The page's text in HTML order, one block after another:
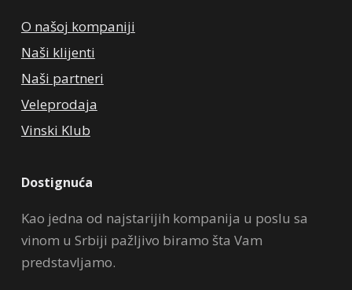
O našoj kompaniji
Naši klijenti
Naši partneri
Veleprodaja
Vinski Klub
Dostignuća
Kao jedna od najstarijih kompanija u poslu sa
vinom u Srbiji pažljivo biramo šta Vam
predstavljamo.